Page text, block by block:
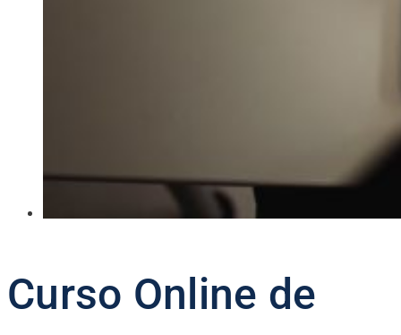
Curso Online de